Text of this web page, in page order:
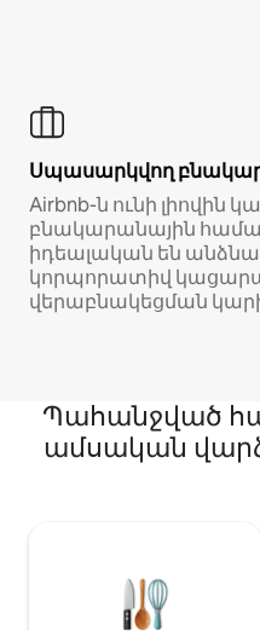
Սպասարկվող
Airbnb-ն ունի լիովին
բնակարանային
իդեալական են
կորպորատիվ
վերաբնակեցման
Պահանջված
ամսական